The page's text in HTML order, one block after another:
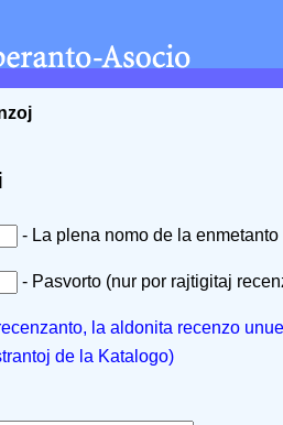
- La plena nomo de la enmetanto
- Pasvorto (nur por rajtigitaj
la aldonita recenzo
de la Katalogo)